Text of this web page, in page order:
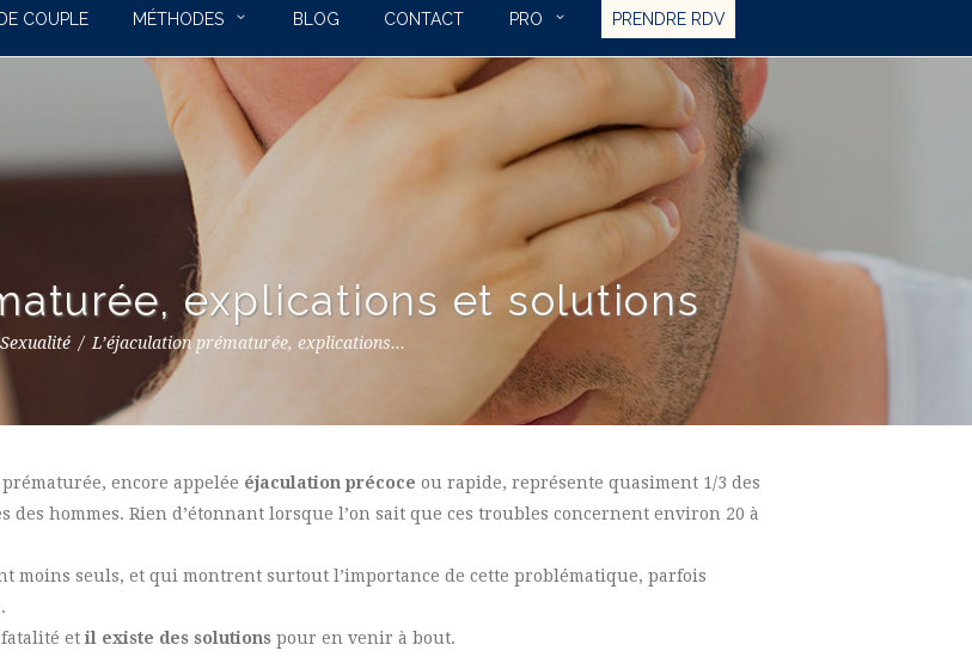
COUPLE MÉTHODES BLOG CONTACT PRO PRENDRE RDV
explications et solutions
Sexualité L’éjaculation prématurée, explications...
encore appelée éjaculation précoce ou rapide, représente quasiment 1/3 des
des hommes. Rien d’étonnant lorsque l’on sait que ces troubles concernent environ 20 à
moins seuls, et qui montrent surtout l’importance de cette problématique, parfois
fatalité et il existe des solutions pour en venir à bout.